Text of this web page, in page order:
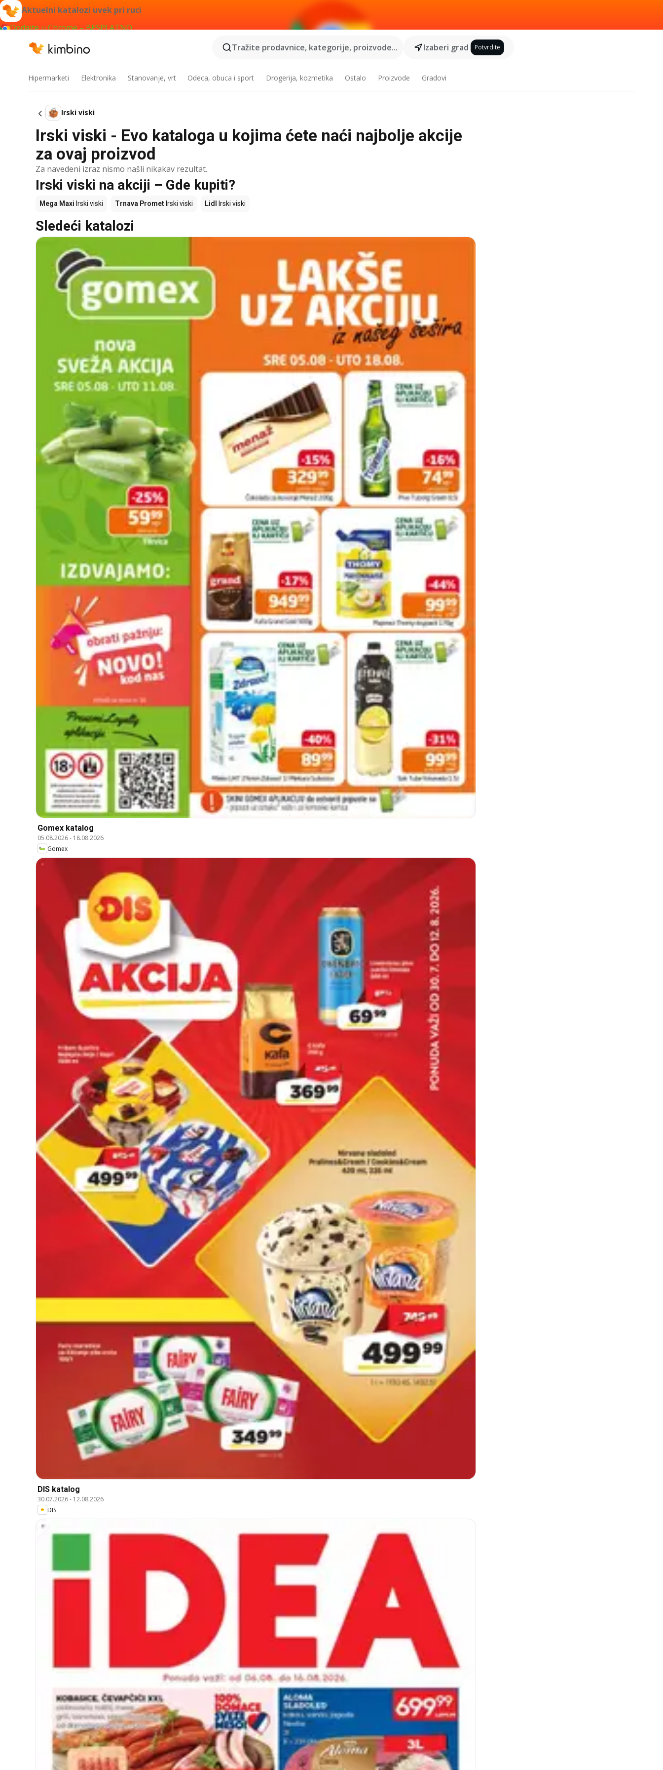
Aktuelni katalozi uvek pri ruci
Dodajte u Chrome – BESPLATNO
Tražite prodavnice, kategorije, proizvode...
Izaberi grad Potvrdite
Hipermarketi Elektronika Stanovanje, vrt Odeca, obuca i sport Drogerija, kozmetika Ostalo Proizvode Gradovi
Irski viski
Irski viski - Evo kataloga u kojima ćete naći najbolje akcije
za ovaj proizvod
Za navedeni izraz nismo našli nikakav rezultat.
Irski viski na akciji – Gde kupiti?
Mega Maxi Irski viski Trnava Promet Irski viski Lidl Irski viski
Sledeći katalozi
Gomex katalog
05.08.2026- 18.08.2026
Gomex
DIS katalog
30.07.2026- 12.08.2026
DIS